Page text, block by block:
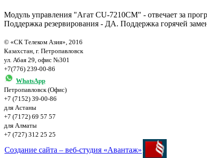
Модуль управления "Агат CU-7210СМ" - отвечает за
Поддержка резервирования - ДА. Поддержка горячей
© «СК Телеком Азия», 2016
Казахстан, г. Петропавловск
ул. Абая 29, офис №301
+7(776) 239-00-86
WhatsApp
Петропавловск (Офис)
+7 (7152) 39-00-86
для Астаны
+7 (7172) 69 57 57
для Алматы
+7 (727) 312 25 25
Создание сайта – веб-студия «Авантаж»